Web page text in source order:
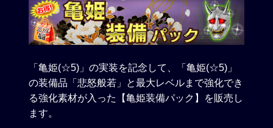
「亀姫(☆5)」の実装を記念して、「亀姫(☆5)」
の装備品「悲怒般若」と最大レベルまで強化でき
る強化素材が入った【亀姫装備パック】を販売し
ます。